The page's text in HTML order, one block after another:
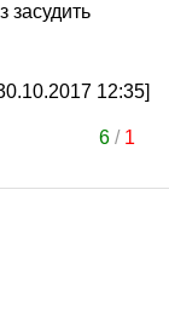
засудить
12:35]
6/ 1